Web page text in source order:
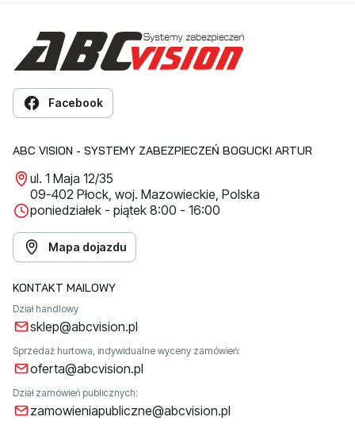
Facebook
ABC VISION - SYSTEMY ZABEZPIECZEŃ BOGUCKI ARTUR
ul. 1 Maja 12/35
09-402 Płock, woj. Mazowieckie, Polska
poniedziałek - piątek 8:00 - 16:00
Mapa dojazdu
KONTAKT MAILOWY
Dział handlowy
sklep@abcvision.pl
Sprzedaż hurtowa, indywidualne wyceny zamówień:
oferta@abcvision.pl
Dział zamówień publicznych:
zamowieniapubliczne@abcvision.pl